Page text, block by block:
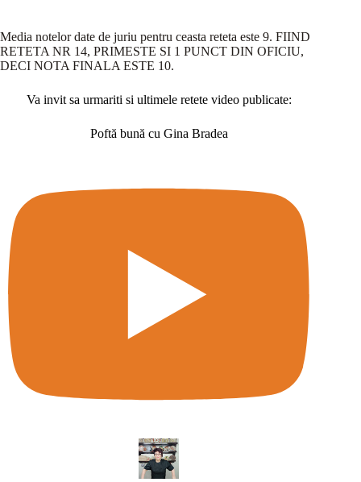
Media notelor date de juriu pentru ceasta reteta este 9. FIIND
RETETA NR 14, PRIMESTE SI 1 PUNCT DIN OFICIU,
DECI NOTA FINALA ESTE 10.
Va invit sa urmariti si ultimele retete video publicate:
Poftă bună cu Gina Bradea